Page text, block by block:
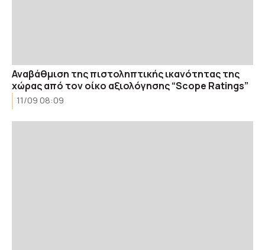
Αναβάθμιση της πιστοληπτικής ικανότητας της
χώρας από τον οίκο αξιολόγησης “Scope Ratings”
11/09 08:09